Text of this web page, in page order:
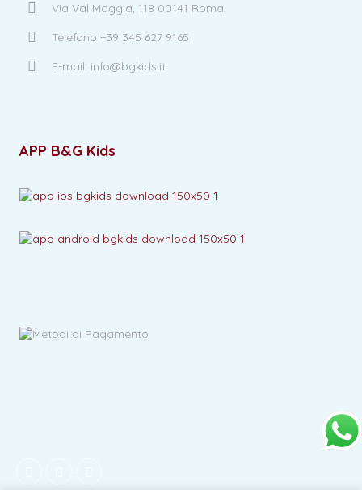
Via Val Maggia, 118 00141 Roma
Telefono +39 345 627 9165
E-mail: info@bgkids.it
APP B&G Kids